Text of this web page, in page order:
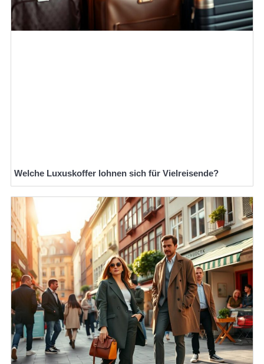
Welche Luxuskoffer lohnen sich für Vielreisende?